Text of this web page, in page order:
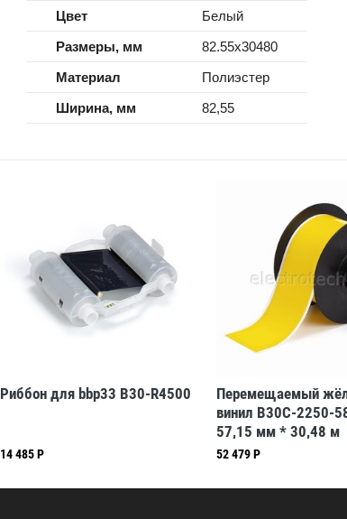
Цвет
Белый
Размеры, мм
82.55x30480
Материал
Полиэстер
Ширина, мм
82,55
Риббон для bbp33 B30-R4500
14 485 Р
Перемещаемый
винил B30C-2250-
57,15 мм * 30,48 м
(BBP31/33/35/37)
52 479 Р